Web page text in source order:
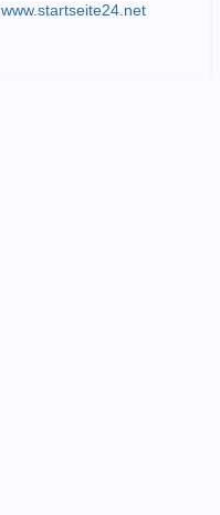
www.startseite24.net